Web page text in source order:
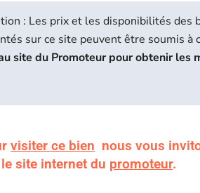
: Les prix et les disponibilités des
sur ce site peuvent être soumis à
site du Promoteur pour obtenir les
visiter ce bien nous vous
site internet du promoteur.